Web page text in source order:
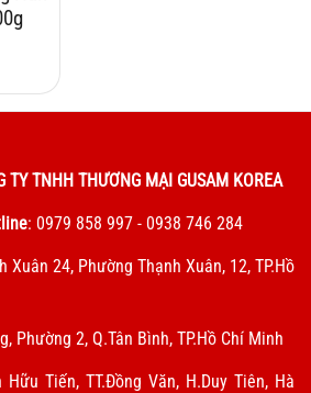
TNHH THƯƠNG MẠI GUSAM KOREA
: 0979 858 997 - 0938 746 284
Xuân 24, Phường Thạnh Xuân, 12, TP.Hồ
Phường 2, Q.Tân Bình, TP.Hồ Chí Minh
Hữu Tiến, TT.Đồng Văn, H.Duy Tiên, Hà